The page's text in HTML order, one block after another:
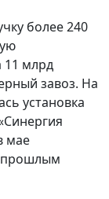
более 240
11 млрд
завоз. На
установка
мае
прошлым